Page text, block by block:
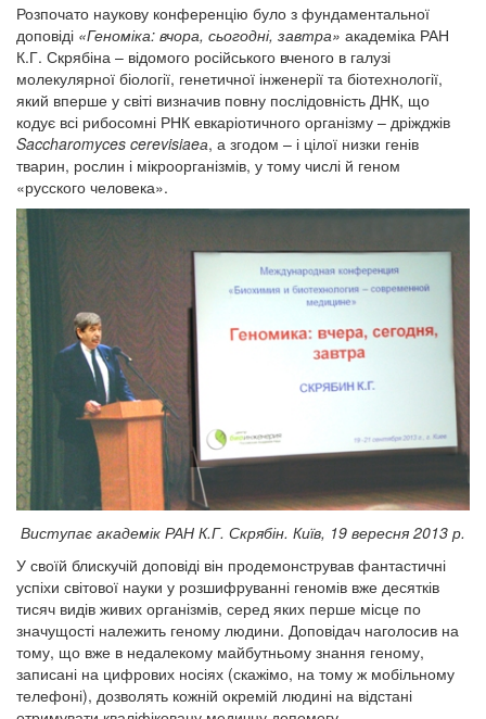
Розпочато наукову конференцію було з фундаментальної
доповіді «Геноміка: вчора, сьогодні, завтра» академіка РАН
К.Г. Скрябіна – відомого російського вченого в галузі
молекулярної біології, генетичної інженерії та біотехнології,
який вперше у світі визначив повну послідовність ДНК, що
кодує всі рибосомні РНК евкаріотичного організму – дріжджів
Saccharomyces cerevisiaeа, а згодом – і цілої низки генів
тварин, рослин і мікроорганізмів, у тому числі й геном
«русского человека».
Виступає академік РАН К.Г. Скрябін. Київ, 19 вересня 2013 р.
У своїй блискучій доповіді він продемонстрував фантастичні
успіхи світової науки у розшифруванні геномів вже десятків
тисяч видів живих організмів, серед яких перше місце по
значущості належить геному людини. Доповідач наголосив на
тому, що вже в недалекому майбутньому знання геному,
записані на цифрових носіях (скажімо, на тому ж мобільному
телефоні), дозволять кожній окремій людині на відстані